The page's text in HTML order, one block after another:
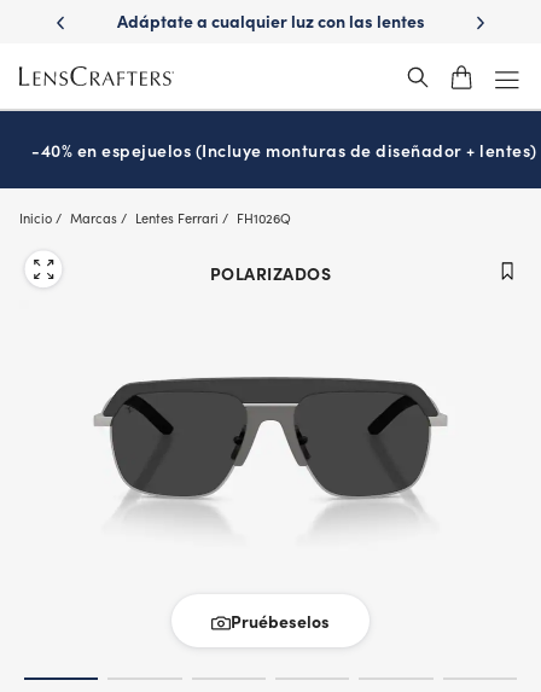
main
content
Adáptate a cualquier luz con las lentes
¿Es hora
-40% en espejuelos (Incluye monturas de diseñador + lentes)
Inicio Marcas Lentes Ferrari FH1026Q
POLARIZADOS
Pruébeselos